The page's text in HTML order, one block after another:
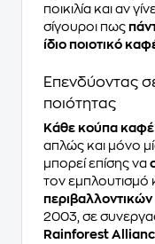
ποικιλία και αν
σίγουροι πως
ίδιο ποιοτικό
Επενδύοντας
ποιότητας
Κάθε κούπα
απλώς και μόνο
μπορεί επίσης να
τον εμπλουτισμό
2003, σε
Rainforest